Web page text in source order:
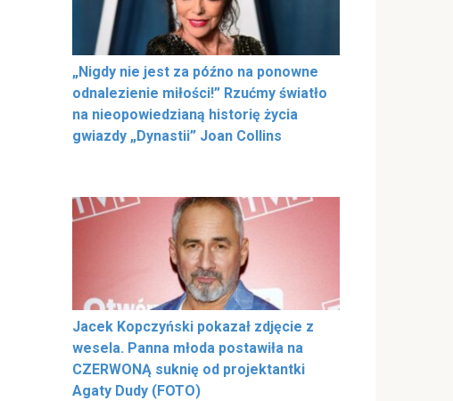
„Nigdy nie jest za późno na ponowne
odnalezienie miłości!” Rzućmy światło
na nieopowiedzianą historię życia
gwiazdy „Dynastii” Joan Collins
Jacek Kopczyński pokazał zdjęcie z
wesela. Panna młoda postawiła na
CZERWONĄ suknię od projektantki
Agaty Dudy (FOTO)